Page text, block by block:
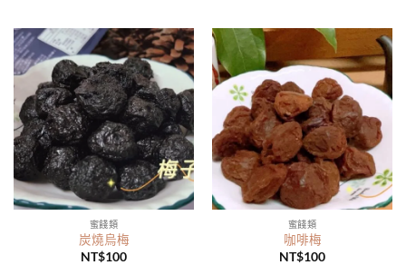
蜜餞類
炭燒烏梅
NT$100
蜜餞類
咖啡梅
NT$100